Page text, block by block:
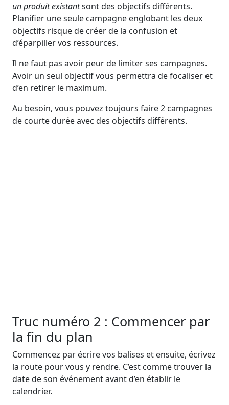
un produit existantsont des objectifs différents.
Planifier une seule campagne englobant les deux
objectifs risque de créer de la confusion et
d’éparpiller vos ressources.
Il ne faut pas avoir peur de limiter ses campagnes.
Avoir un seul objectif vous permettra de focaliser et
d’en retirer le maximum.
Au besoin, vous pouvez toujours faire 2 campagnes
de courte durée avec des objectifs différents.
Truc numéro 2 : Commencer par
la fin du plan
Commencez par écrire vos balises et ensuite, écrivez
la route pour vous y rendre. C’est comme trouver la
date de son événement avant d’en établir le
calendrier.